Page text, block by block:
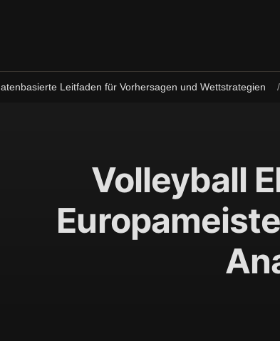
Leitfaden für Vorhersagen und Wettstrategien /
Volleyball